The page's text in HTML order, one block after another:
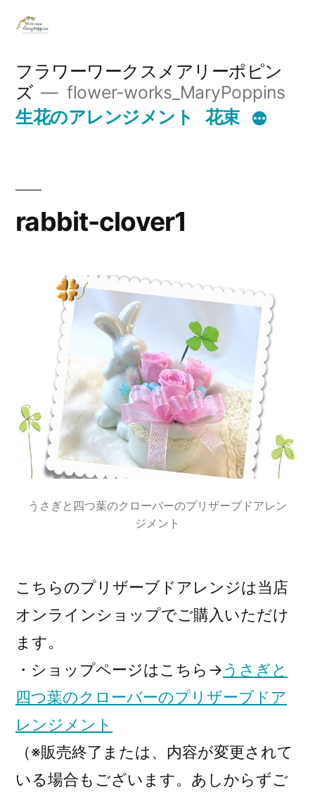
フラワーワークスメアリーポピン
ズ
flower-works_MaryPoppins
生花のアレンジメント
花束
rabbit-clover1
うさぎと四つ葉のクローバーのプリザーブドアレン
ジメント
こちらのプリザーブドアレンジは当店
オンラインショップでご購入いただけ
ます。
・ショップページはこちら→ うさぎと
四つ葉のクローバーのプリザーブドア
レンジメント
（※販売終了または、内容が変更されて
いる場合もございます。あしからずご